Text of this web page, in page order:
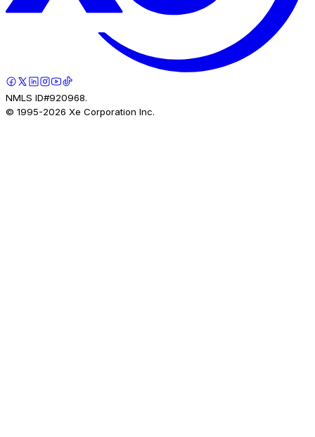
NMLS ID#920968.
© 1995-2026 Xe Corporation Inc.